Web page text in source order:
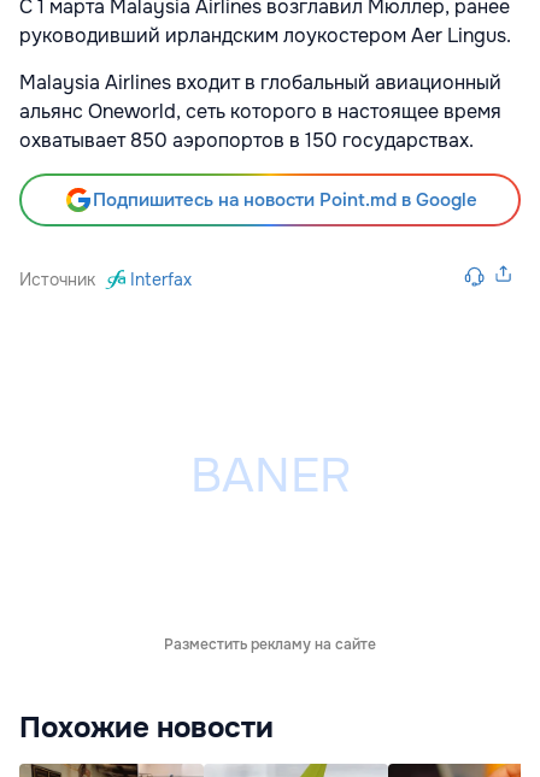
С 1 марта Malaysia Airlines возглавил Мюллер, ранее
руководивший ирландским лоукостером Aer Lingus.
Malaysia Airlines входит в глобальный авиационный
альянс Oneworld, сеть которого в настоящее время
охватывает 850 аэропортов в 150 государствах.
Подпишитесь на новости Point.md в Google
Источник Interfax
Разместить рекламу на сайте
Похожие новости